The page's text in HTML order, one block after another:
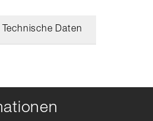
Technische Daten